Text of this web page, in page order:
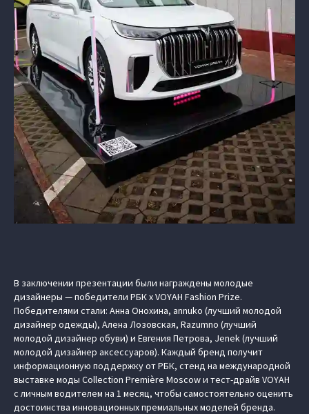
В заключении презентации были награждены молодые
дизайнеры — победители РБК х VOYAH Fashion Prize.
Победителями стали: Анна Онохина, annuko (лучший молодой
дизайнер одежды), Алена Лозовская, Razumno (лучший
молодой дизайнер обуви) и Евгения Петрова, Jenek (лучший
молодой дизайнер аксессуаров). Каждый бренд получит
информационную поддержку от РБК, стенд на международной
выставке моды Collection Première Moscow и тест-драйв VOYAH
с личным водителем на 1 месяц, чтобы самостоятельно оценить
достоинства инновационных премиальных моделей бренда.